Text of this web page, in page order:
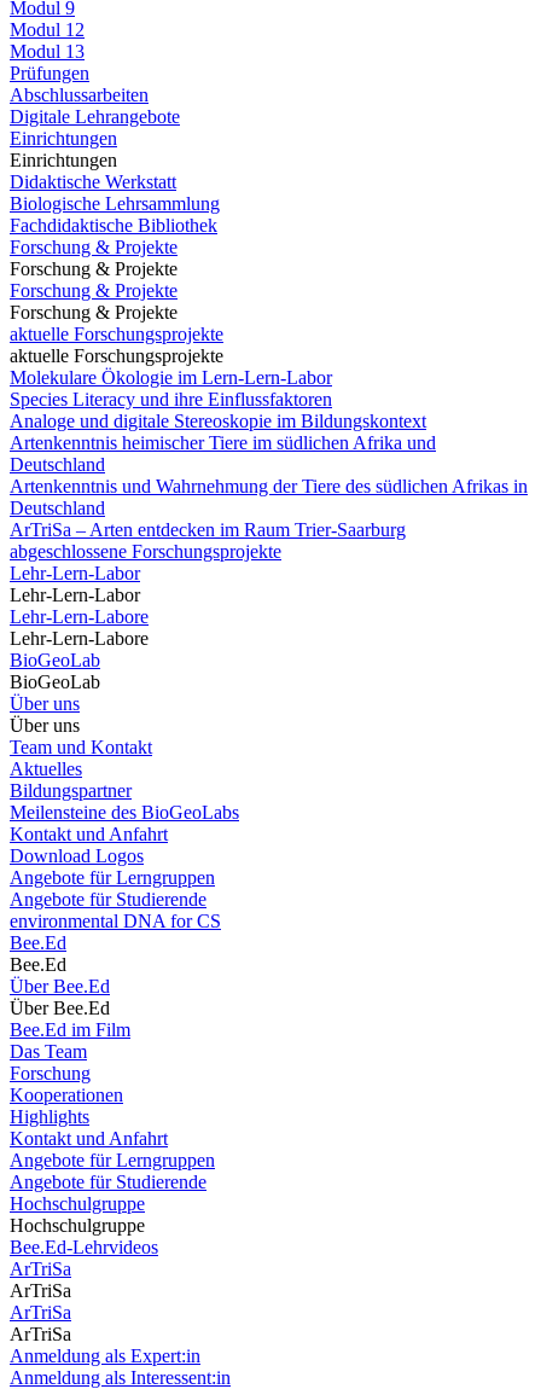
Modul 9
Modul 12
Modul 13
Prüfungen
Abschlussarbeiten
Digitale Lehrangebote
Einrichtungen
Einrichtungen
Didaktische Werkstatt
Biologische Lehrsammlung
Fachdidaktische Bibliothek
Forschung & Projekte
Forschung & Projekte
Forschung & Projekte
Forschung & Projekte
aktuelle Forschungsprojekte
aktuelle Forschungsprojekte
Molekulare Ökologie im Lern-Lern-Labor
Species Literacy und ihre Einflussfaktoren
Analoge und digitale Stereoskopie im Bildungskontext
Artenkenntnis heimischer Tiere im südlichen Afrika und
Deutschland
Artenkenntnis und Wahrnehmung der Tiere des südlichen Afrikas in
Deutschland
ArTriSa – Arten entdecken im Raum Trier-Saarburg
abgeschlossene Forschungsprojekte
Lehr-Lern-Labor
Lehr-Lern-Labor
Lehr-Lern-Labore
Lehr-Lern-Labore
BioGeoLab
BioGeoLab
Über uns
Über uns
Team und Kontakt
Aktuelles
Bildungspartner
Meilensteine des BioGeoLabs
Kontakt und Anfahrt
Download Logos
Angebote für Lerngruppen
Angebote für Studierende
environmental DNA for CS
Bee.Ed
Bee.Ed
Über Bee.Ed
Über Bee.Ed
Bee.Ed im Film
Das Team
Forschung
Kooperationen
Highlights
Kontakt und Anfahrt
Angebote für Lerngruppen
Angebote für Studierende
Hochschulgruppe
Hochschulgruppe
Bee.Ed-Lehrvideos
ArTriSa
ArTriSa
ArTriSa
ArTriSa
Anmeldung als Expert:in
Anmeldung als Interessent:in